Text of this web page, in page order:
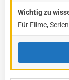
Für Filme,